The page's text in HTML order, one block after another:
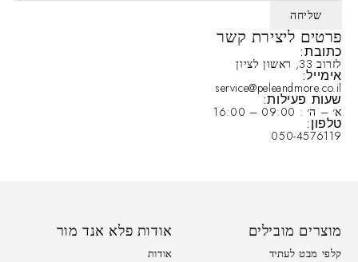
פרטים ליצירת קשר
כתובת:
לזרוב 33, ראשון לציון
אימייל:
service@peleandmore.co.il
שעות פעילות:
א׳ – ה׳ : 09:00 – 16:00
טלפון:
050-4576119
מוצרים מובילים
קלפי מבט לעתיד
אודות פלא אנד מור
אודות